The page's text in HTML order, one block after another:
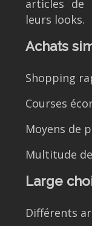
articles de
leurs looks.
Achats
Shopping
Courses
Moyens de
Multitude
Large
Différents